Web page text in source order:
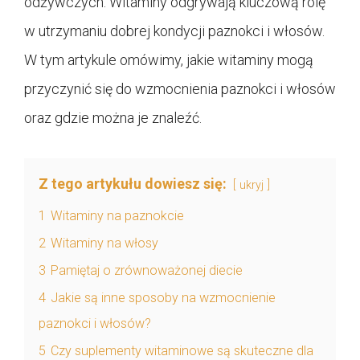
w utrzymaniu dobrej kondycji paznokci i włosów.
W tym artykule omówimy, jakie witaminy mogą
przyczynić się do wzmocnienia paznokci i włosów
oraz gdzie można je znaleźć.
Z tego artykułu dowiesz się: ukryj
1 Witaminy na paznokcie
2 Witaminy na włosy
3 Pamiętaj o zrównoważonej diecie
4 Jakie są inne sposoby na wzmocnienie
paznokci i włosów?
5 Czy suplementy witaminowe są skuteczne dla